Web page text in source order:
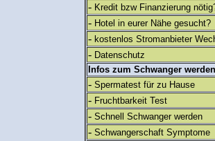
- Kredit bzw Finanzierung
- Hotel in eurer Nähe gesucht?
- kostenlos Stromanbieter
- Datenschutz
Infos zum Schwanger werden
- Spermatest für zu Hause
- Fruchtbarkeit Test
- Schnell Schwanger werden
- Schwangerschaft Symptome